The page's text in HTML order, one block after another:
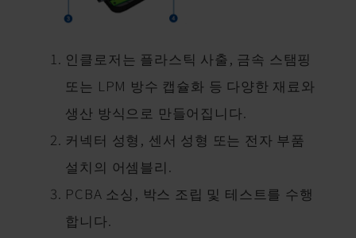
인클로저는 플라스틱 사출, 금속 스탬핑
또는 LPM 방수 캡슐화 등 다양한 재료와
생산 방식으로 만들어집니다.
커넥터 성형, 센서 성형 또는 전자 부품
설치의 어셈블리.
PCBA 소싱, 박스 조립 및 테스트를 수행
합니다.